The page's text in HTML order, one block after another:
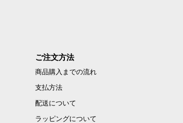
ご注文方法
商品購入までの流れ
支払方法
配送について
ラッピングについて